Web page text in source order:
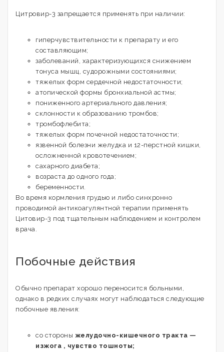
Цитровир-3 запрещается применять при наличии:
гиперчувствительности к препарату и его
составляющим;
заболеваний, характеризующихся снижением
тонуса мышц, судорожными состояниями;
тяжелых форм сердечной недостаточности;
атопической формы бронхиальной астмы;
пониженного артериального давления;
склонности к образованию тромбов;
тромбофлебита;
тяжелых форм почечной недостаточности;
язвенной болезни желудка и 12-перстной кишки,
осложненной кровотечением;
сахарного диабета;
возраста до одного года;
беременности.
Во время кормления грудью и либо синхронно
проводимой антикоагулянтной терапии применять
Цитовир-3 под тщательным наблюдением и контролем
врача.
Побочные действия
Обычно препарат хорошо переносится больными,
однако в редких случаях могут наблюдаться следующие
побочные явления:
со стороны желудочно-кишечного тракта —
изжога , чувство тошноты;